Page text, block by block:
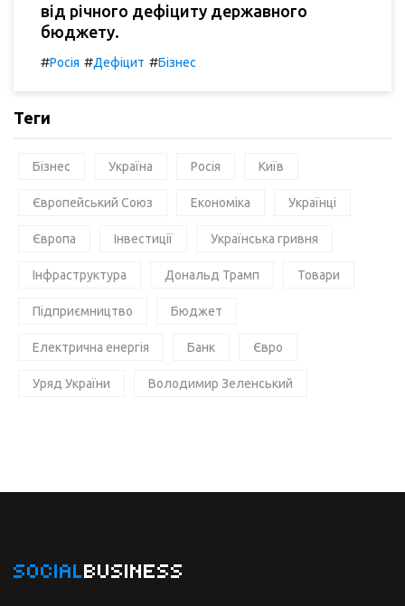
від річного дефіциту державного
бюджету.
#Росія #Дефіцит #Бізнес
Теги
Бізнес Україна Росія Київ
Європейський Союз Економіка Українці
Європа Інвестиції Українська гривня
Інфраструктура Дональд Трамп Товари
Підприємництво Бюджет
Електрична енергія Банк Євро
Уряд України Володимир Зеленський
SOCIALBUSINESS